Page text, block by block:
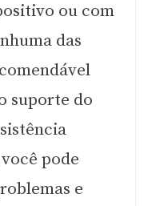
ou com
das
suporte do
pode
e